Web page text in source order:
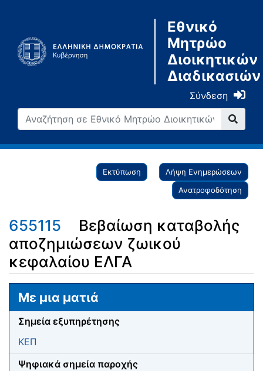
Εθνικό
Μητρώο
Διοικητικών
Διαδικασιών
Σύνδεση
Εκτύπωση
Λήψη Ενημερώσεων
Ανατροφοδότηση
655115
Βεβαίωση καταβολής
αποζημιώσεων ζωικού
κεφαλαίου ΕΛΓΑ
Μετάβαση σε: πλοήγηση
Με μια ματιά
Σημεία εξυπηρέτησης
ΚΕΠ
Ψηφιακά σημεία παροχής